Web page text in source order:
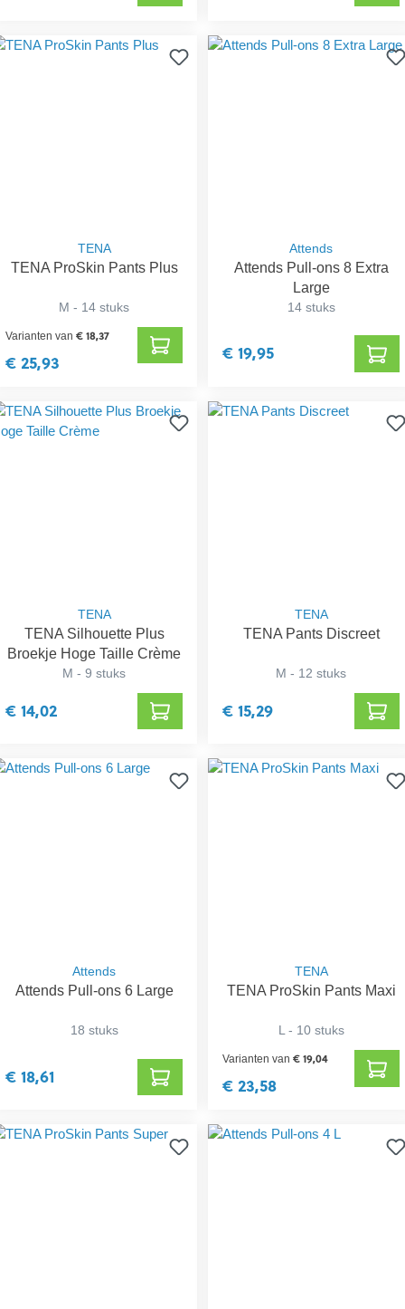
TENA
TENA ProSkin Pants Plus
M - 14 stuks
Varianten van€ 18,37
€ 25,93
Attends
Attends Pull-ons 8 Extra
Large
14 stuks
€ 19,95
TENA
TENA Silhouette Plus
Broekje Hoge Taille Crème
M - 9 stuks
€ 14,02
TENA
TENA Pants Discreet
M - 12 stuks
€ 15,29
Attends
Attends Pull-ons 6 Large
18 stuks
€ 18,61
TENA
TENA ProSkin Pants Maxi
L - 10 stuks
Varianten van€ 19,04
€ 23,58